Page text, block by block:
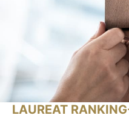
LAUREAT